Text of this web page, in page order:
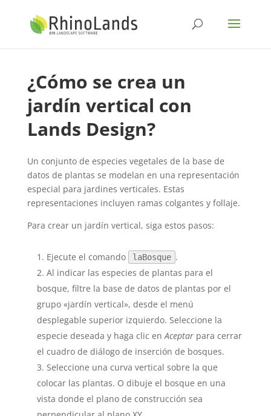
¿Cómo se crea un
jardín vertical con
Lands Design?
Un conjunto de especies vegetales de la base de
datos de plantas se modelan en una representación
especial para jardines verticales. Estas
representaciones incluyen ramas colgantes y follaje.
Para crear un jardín vertical, siga estos pasos:
Ejecute el comando laBosque .
Al indicar las especies de plantas para el
bosque, filtre la base de datos de plantas por el
grupo «jardín vertical», desde el menú
desplegable superior izquierdo. Seleccione la
especie deseada y haga clic enAceptarpara cerrar
el cuadro de diálogo de inserción de bosques.
Seleccione una curva vertical sobre la que
colocar las plantas. O dibuje el bosque en una
vista donde el plano de construcción sea